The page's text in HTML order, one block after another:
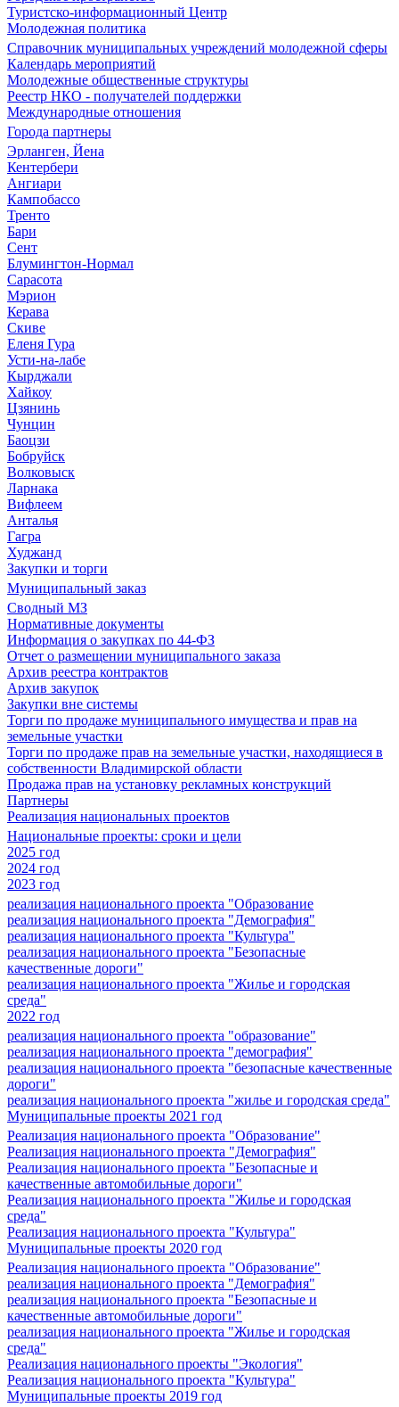
Туристско-информационный Центр
Молодежная политика
Справочник муниципальных учреждений молодежной сферы
Календарь мероприятий
Молодежные общественные структуры
Реестр НКО - получателей поддержки
Международные отношения
Города партнеры
Эрланген, Йена
Кентербери
Ангиари
Кампобассо
Тренто
Бари
Сент
Блумингтон-Нормал
Сарасота
Мэрион
Керава
Скиве
Еленя Гура
Усти-на-лабе
Кырджали
Хайкоу
Цзянинь
Чунцин
Баоцзи
Бобруйск
Волковыск
Ларнака
Вифлеем
Анталья
Гагра
Худжанд
Закупки и торги
Муниципальный заказ
Сводный МЗ
Нормативные документы
Информация о закупках по 44-ФЗ
Отчет о размещении муниципального заказа
Архив реестра контрактов
Архив закупок
Закупки вне системы
Торги по продаже муниципального имущества и прав на
земельные участки
Торги по продаже прав на земельные участки, находящиеся в
собственности Владимирской области
Продажа прав на установку рекламных конструкций
Партнеры
Реализация национальных проектов
Национальные проекты: сроки и цели
2025 год
2024 год
2023 год
реализация национального проекта "Образование
реализация национального проекта "Демография"
реализация национального проекта "Культура"
реализация национального проекта "Безопасные
качественные дороги"
реализация национального проекта "Жилье и городская
среда"
2022 год
реализация национального проекта "образование"
реализация национального проекта "демография"
реализация национального проекта "безопасные качественные
дороги"
реализация национального проекта "жилье и городская среда"
Муниципальные проекты 2021 год
Реализация национального проекта "Образование"
Реализация национального проекта "Демография"
Реализация национального проекта "Безопасные и
качественные автомобильные дороги"
Реализация национального проекта "Жилье и городская
среда"
Реализация национального проекта "Культура"
Муниципальные проекты 2020 год
Реализация национального проекта "Образование"
реализация национального проекта "Демография"
реализация национального проекта "Безопасные и
качественные автомобильные дороги"
реализация национального проекта "Жилье и городская
среда"
Реализация национального проекты "Экология"
Реализация национального проекта "Культура"
Муниципальные проекты 2019 год